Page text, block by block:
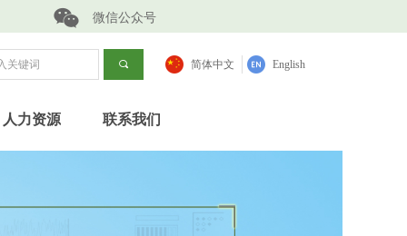
끠 简体中文 English
人力资源 联系我们
微信公众号